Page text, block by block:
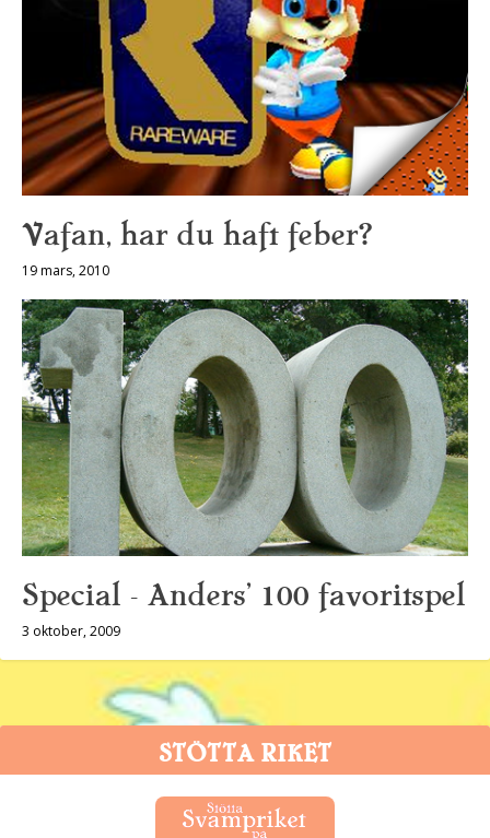
Vafan, har du haft feber?
19 mars, 2010
Special – Anders’ 100 favoritspel
3 oktober, 2009
STÖTTA RIKET